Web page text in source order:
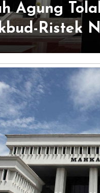
Agung
Ristek